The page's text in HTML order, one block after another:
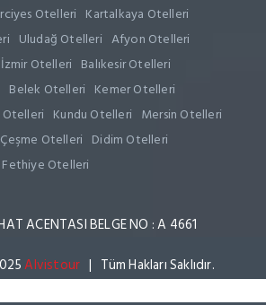
Otelleri Kartalkaya Otelleri
Uludağ Otelleri Afyon Otelleri
İzmir Otelleri Balıkesir Otelleri
Belek Otelleri Kemer Otelleri
Otelleri Kundu Otelleri Mersin Otelleri
Çeşme Otelleri Didim Otelleri
Fethiye Otelleri
ACENTASI BELGE NO : A 4661
Alvistour | Tüm Hakları Saklıdır.